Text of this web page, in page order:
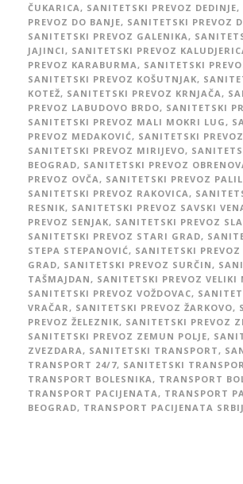
ČUKARICA , SANITETSKI PREVOZ DEDINJE,
PREVOZ DO BANJE, SANITETSKI PREVOZ
SANITETSKI PREVOZ GALENIKA ,
JAJINCI , SANITETSKI PREVOZ
PREVOZ KARABURMA , SANITETSKI
SANITETSKI PREVOZ KOŠUTNJAK,
KOTEŽ, SANITETSKI PREVOZ KRNJAČA ,
PREVOZ LABUDOVO BRDO, SANITETSKI
SANITETSKI PREVOZ MALI MOKRI LUG ,
PREVOZ MEDAKOVIĆ, SANITETSKI
SANITETSKI PREVOZ MIRIJEVO,
BEOGRAD, SANITETSKI PREVOZ
PREVOZ OVČA , SANITETSKI PREVOZ
SANITETSKI PREVOZ RAKOVICA ,
RESNIK, SANITETSKI PREVOZ SAVSKI
PREVOZ SENJAK, SANITETSKI PREVOZ
SANITETSKI PREVOZ STARI GRAD,
STEPA STEPANOVIĆ, SANITETSKI
GRAD, SANITETSKI PREVOZ SURČIN ,
TAŠMAJDAN , SANITETSKI PREVOZ VELIKI
SANITETSKI PREVOZ VOŽDOVAC,
VRAČAR , SANITETSKI PREVOZ ŽARKOVO,
PREVOZ ŽELEZNIK, SANITETSKI PREVOZ
SANITETSKI PREVOZ ZEMUN POLJE,
ZVEZDARA , SANITETSKI TRANSPORT ,
TRANSPORT 24/7, SANITETSKI
TRANSPORT BOLESNIKA , TRANSPORT
TRANSPORT PACIJENATA , TRANSPORT
BEOGRAD, TRANSPORT PACIJENATA